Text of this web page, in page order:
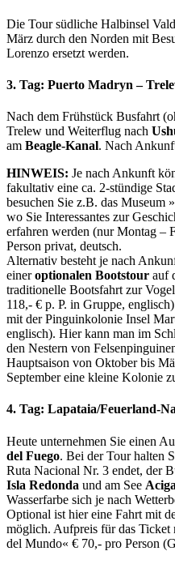
Die Tour südliche Halbinsel
März durch den Norden mit
Lorenzo ersetzt werden.
3. Tag: Puerto Madryn –
Nach dem Frühstück Busfahrt
Trelew und Weiterflug nach
am Beagle-Kanal. Nach
HINWEIS: Je nach Ankunft
fakultativ eine ca. 2-stündige
besuchen Sie z.B. das Museum
wo Sie Interessantes zur
erfahren werden (nur Montag –
Person privat, deutsch.
Alternativ besteht je nach
eineroptionalen Bootstour auf
traditionelle Bootsfahrt zur
118,- € p. P. in Gruppe,
mit der Pinguinkolonie Insel
englisch). Hier kann man im
den Nestern von
Hauptsaison von Oktober bis
September eine kleine Kolonie
4. Tag: Lapataia/Feuerland-
Heute unternehmen Sie einen
del Fuego. Bei der Tour halten
Ruta Nacional Nr. 3 endet, der
Isla Redonda und am See
Wasserfarbe sich je nach
Optional ist hier eine Fahrt mit
möglich. Aufpreis für das Ticket
del Mundo« € 70,- pro Person